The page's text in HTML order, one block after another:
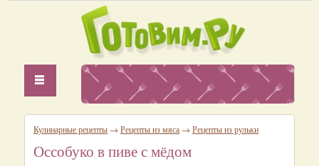
Кулинарные рецепты → Рецепты из мяса → Рецепты из рульки
Оссобуко в пиве с мёдом